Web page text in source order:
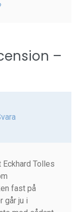
–
Tolles
fast på
går ju i